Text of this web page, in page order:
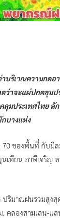
บริเวณความกดอ
ว่าจะแผ่ปกคลุม
มประเทศไทย ลั
บางแห่ง
ของพื้นที่ กับมีล
ทียน ภาษีเจริญ
ริมาณฝนรวมสูงสุ
คลองสามเสน-แ